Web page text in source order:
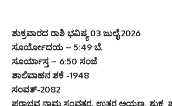
ಶುಕ್ರವಾರದ ರಾಶಿ ಭವಿಷ್ಯ 03 ಜುಲೈ 2026
ಸೂರ್ಯೋದಯ – 5:49 ಬೆ.
ಸೂರ್ಯಾಸ್ತ – 6:50 ಸಂಜೆ
ಶಾಲಿವಾಹನ ಶಕೆ -1948
ಸಂವತ್-2082
ಪರಾಭವ ನಾಮ ಸಂವತ್ಸರ, ಉತ್ತರ ಅಯಣ, ಶುಕ್ಲ